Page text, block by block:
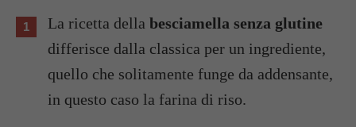
La ricetta della besciamella senza glutine
differisce dalla classica per un ingrediente,
quello che solitamente funge da addensante,
in questo caso la farina di riso.